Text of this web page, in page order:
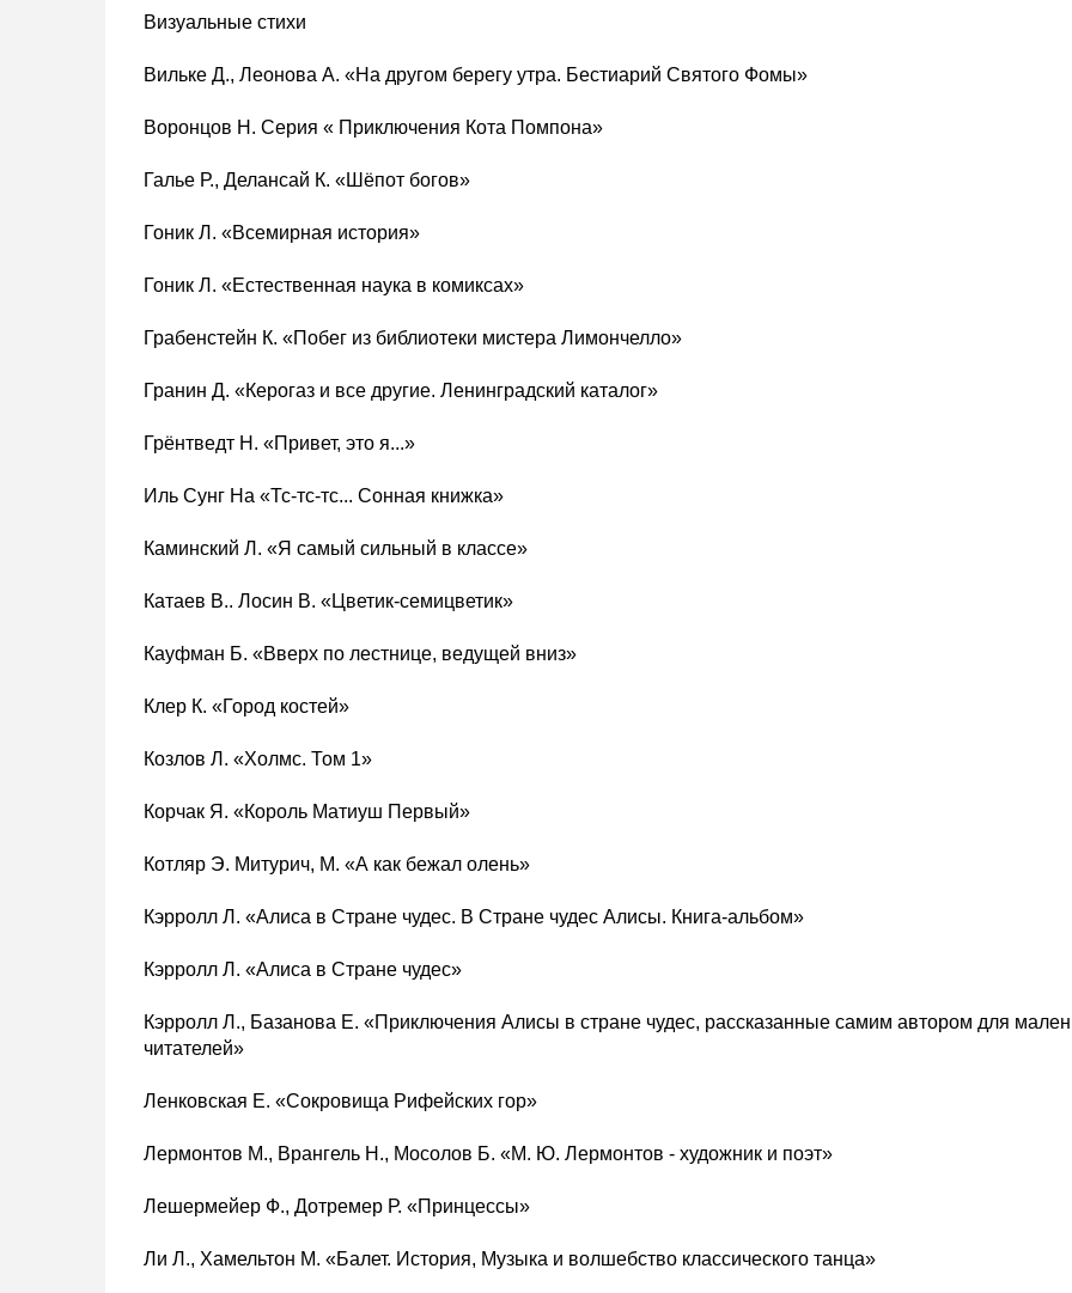
Визуальные стихи
Вильке Д., Леонова А. «На другом берегу утра. Бестиарий Святого Фомы»
Воронцов Н. Серия « Приключения Кота Помпона»
Галье Р., Делансай К. «Шёпот богов»
Гоник Л. «Всемирная история»
Гоник Л. «Естественная наука в комиксах»
Грабенстейн К. «Побег из библиотеки мистера Лимончелло»
Гранин Д. «Керогаз и все другие. Ленинградский каталог»
Грёнтведт Н. «Привет, это я...»
Иль Сунг На «Тс-тс-тс... Сонная книжка»
Каминский Л. «Я самый сильный в классе»
Катаев В.. Лосин В. «Цветик-семицветик»
Кауфман Б. «Вверх по лестнице, ведущей вниз»
Клер К. «Город костей»
Козлов Л. «Холмс. Том 1»
Корчак Я. «Король Матиуш Первый»
Котляр Э. Митурич, М. «А как бежал олень»
Кэрролл Л. «Алиса в Стране чудес. В Стране чудес Алисы. Книга-альбом»
Кэрролл Л. «Алиса в Стране чудес»
Кэрролл Л., Базанова Е. «Приключения Алисы в стране чудес, рассказанные самим автором для
читателей»
Ленковская Е. «Сокровища Рифейских гор»
Лермонтов М., Врангель Н., Мосолов Б. «М. Ю. Лермонтов - художник и поэт»
Лешермейер Ф., Дотремер Р. «Принцессы»
Ли Л., Хамельтон М. «Балет. История, Музыка и волшебство классического танца»